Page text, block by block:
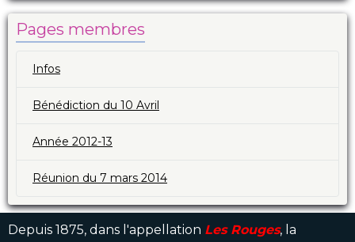
Pages membres
Infos
Bénédiction du 10 Avril
Année 2012-13
Réunion du 7 mars 2014
Depuis 1875, dans l'appellation Les Rouges, la